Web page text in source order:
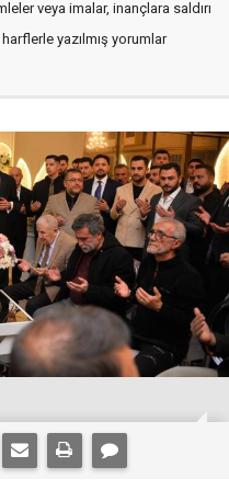
veya imalar, inançlara saldırı
yazılmış yorumlar